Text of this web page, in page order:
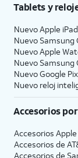
Tablets y
Nuevo Apple iPad
Nuevo Samsung
Nuevo Apple
Nuevo Samsung
Nuevo Google
Nuevo reloj
Accesorios
Accesorios Apple
Accesorios de
Accesorios de